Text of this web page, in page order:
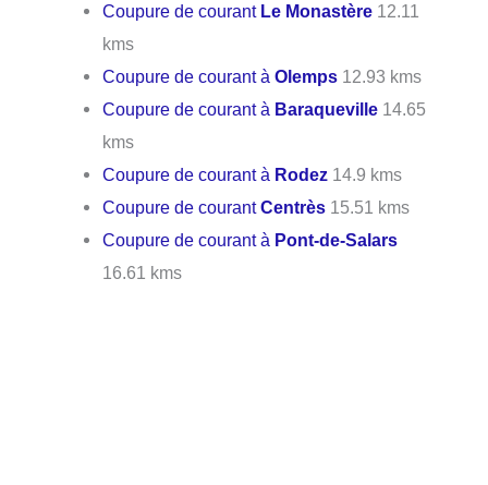
Coupure de courant Le Monastère 12.11
kms
Coupure de courant àOlemps 12.93 kms
Coupure de courant à Baraqueville 14.65
kms
Coupure de courant à Rodez 14.9 kms
Coupure de courantCentrès 15.51 kms
Coupure de courant à Pont-de-Salars
16.61 kms